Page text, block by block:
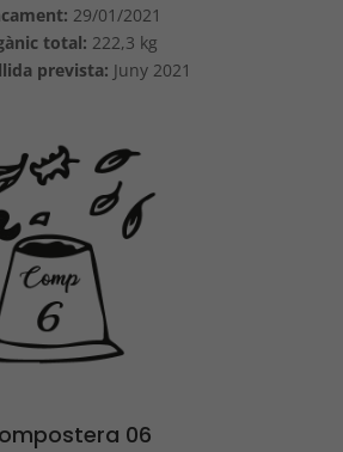
29/01/2021
total: 222,3 kg
prevista: Juny 2021
06